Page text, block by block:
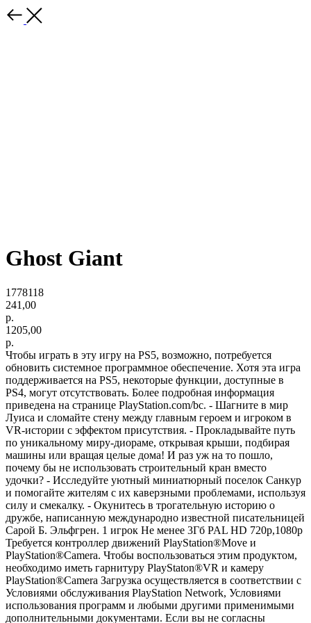
Ghost Giant
1778118
241,00
р.
1205,00
р.
Чтобы играть в эту игру на PS5, возможно, потребуется
обновить системное программное обеспечение. Хотя эта игра
поддерживается на PS5, некоторые функции, доступные в
PS4, могут отсутствовать. Более подробная информация
приведена на странице PlayStation.com/bc. - Шагните в мир
Луиса и сломайте стену между главным героем и игроком в
VR-истории с эффектом присутствия. - Прокладывайте путь
по уникальному миру-диораме, открывая крыши, подбирая
машины или вращая целые дома! И раз уж на то пошло,
почему бы не использовать строительный кран вместо
удочки? - Исследуйте уютный миниатюрный поселок Санкур
и помогайте жителям с их каверзными проблемами, используя
силу и смекалку. - Окунитесь в трогательную историю о
дружбе, написанную международно известной писательницей
Сарой Б. Эльфгрен. 1 игрок Не менее 3Гб PAL HD 720p,1080p
Требуется контроллер движений PlayStation®Move и
PlayStation®Camera. Чтобы воспользоваться этим продуктом,
необходимо иметь гарнитуру PlayStaton®VR и камеру
PlayStation®Camera Загрузка осуществляется в соответствии с
Условиями обслуживания PlayStation Network, Условиями
использования программ и любыми другими применимыми
дополнительными документами. Если вы не согласны